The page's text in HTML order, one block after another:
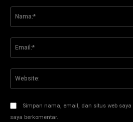
Simpan nama, email, dan situs web
saya berkomentar.